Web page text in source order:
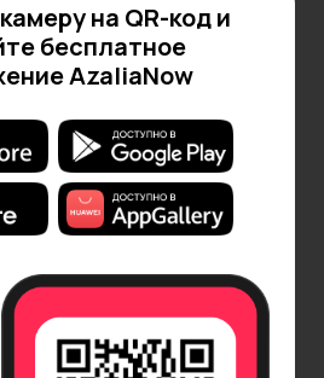
на QR-код и
бесплатное
AzaliaNow